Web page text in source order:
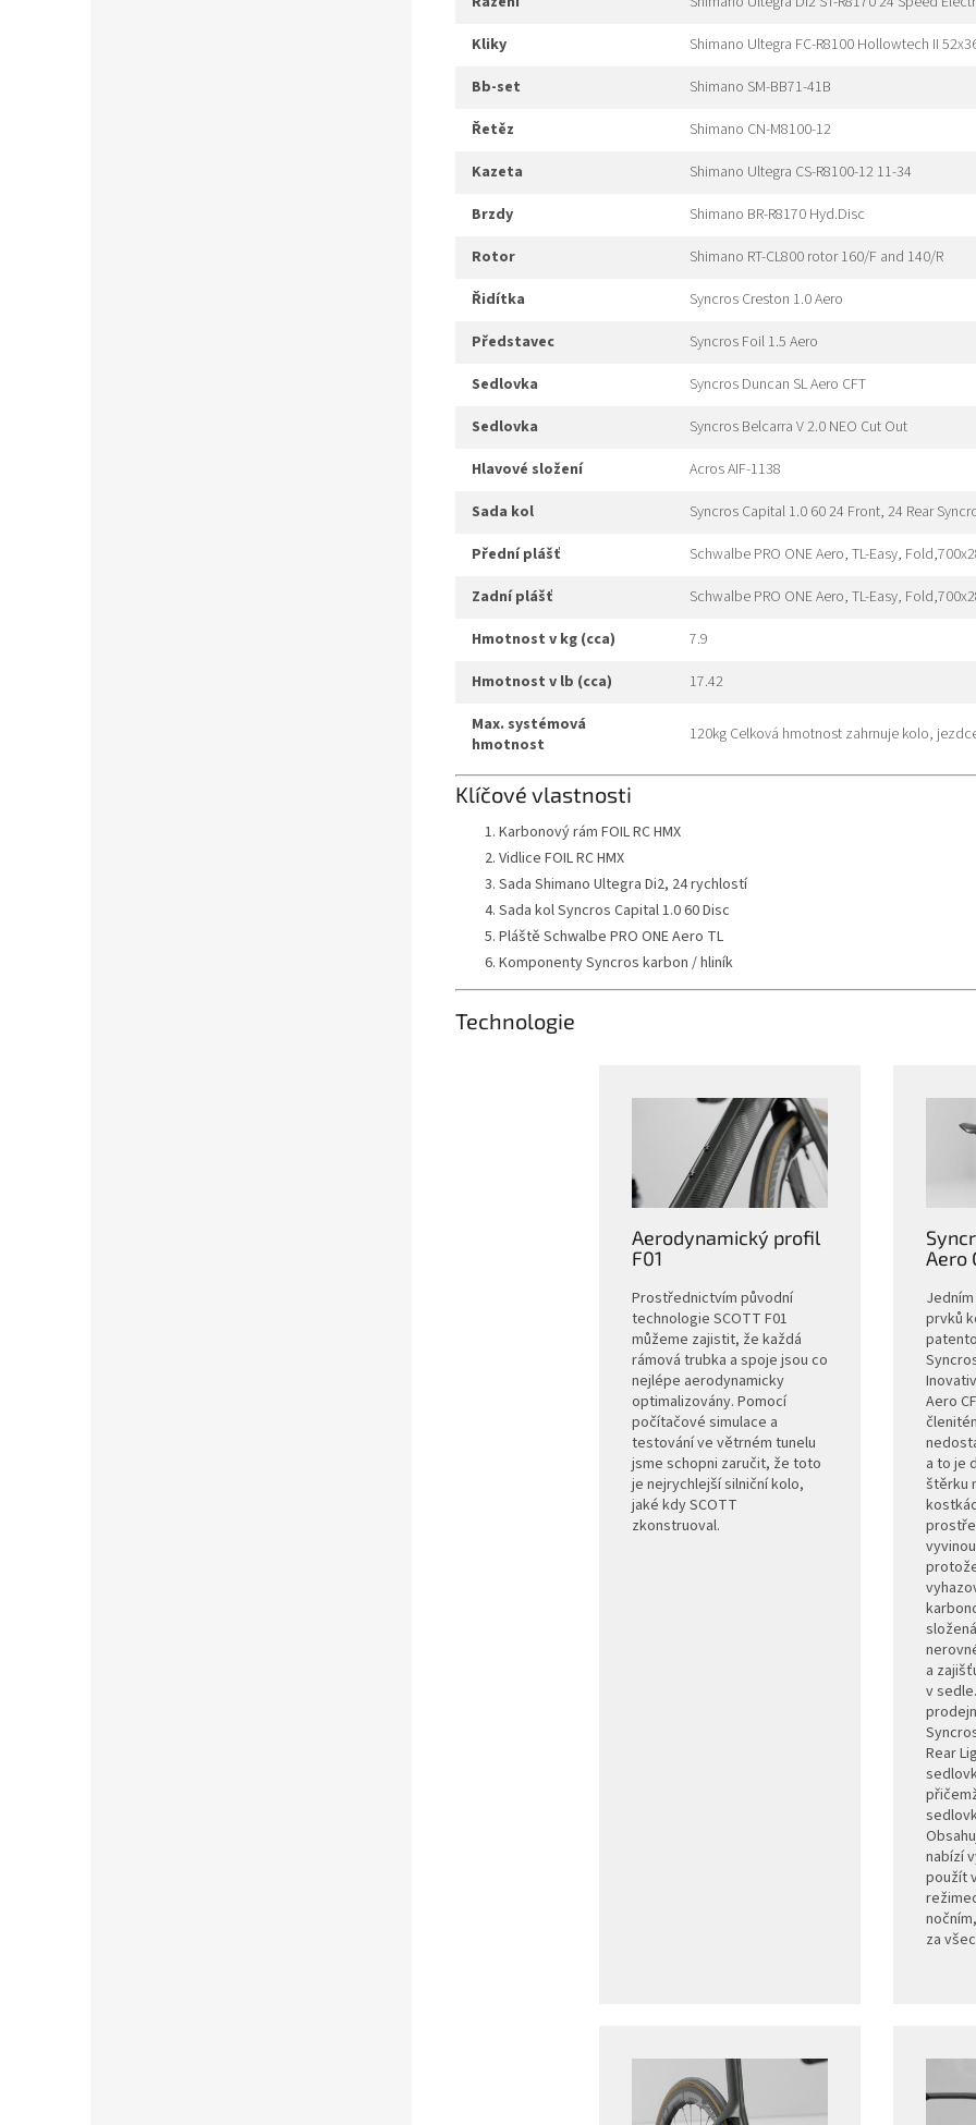
kliky
Shimano Ultegra FC-R8100 Hollowtech II
bb-set
Shimano SM-BB71-41B
řetěz
Shimano CN-M8100-12
kazeta
Shimano Ultegra CS-R8100-12 11-34
brzdy
Shimano BR-R8170 Hyd.Disc
rotor
Shimano RT-CL800 rotor 160/F and 140/R
řidítka
Syncros Creston 1.0 Aero
představec
Syncros Foil 1.5 Aero
sedlovka
Syncros Duncan SL Aero CFT
sedlovka
Syncros Belcarra V 2.0 NEO Cut Out
hlavové složení
Acros AIF-1138
sada kol
Syncros Capital 1.0 60 24 Front, 24 Rear
přední plášť
Schwalbe PRO ONE Aero, TL-Easy,
zadní plášť
Schwalbe PRO ONE Aero, TL-Easy,
hmotnost v kg (cca)
7.9
hmotnost v lb (cca)
17.42
max. systémová
hmotnost
120kg Celková hmotnost zahrnuje kolo,
Klíčové vlastnosti
Karbonový rám FOIL RC HMX
Vidlice FOIL RC HMX
Sada Shimano Ultegra Di2, 24 rychlostí
Sada kol Syncros Capital 1.0 60 Disc
Pláště Schwalbe PRO ONE Aero TL
Komponenty Syncros karbon / hliník
Technologie
Aerodynamický profil
F01
Prostřednictvím původní
technologie SCOTT F01
můžeme zajistit, že každá
rámová trubka a spoje jsou co
nejlépe aerodynamicky
optimalizovány. Pomocí
počítačové simulace a
testování ve větrném tunelu
jsme schopni zaručit, že toto
je nejrychlejší silniční kolo,
jaké kdy SCOTT
zkonstruoval.
Aero
prvků
Aero
a to je
štěrku
a
v
Rear
nabízí
použít
za